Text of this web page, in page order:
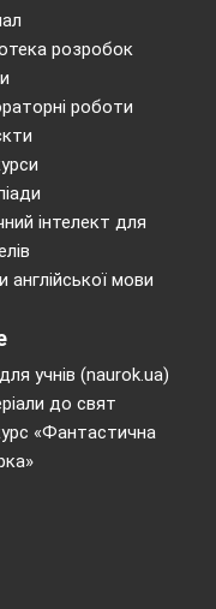
розробок
роботи
інтелект для
англійської мови
учнів (naurok.ua)
до свят
«Фантастична